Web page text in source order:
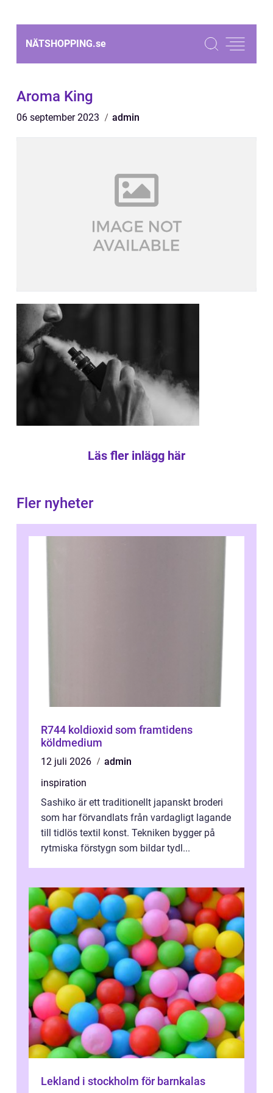
NÄTSHOPPING.se
Aroma King
06 september 2023 admin
Läs fler inlägg här
Fler nyheter
R744 koldioxid som framtidens
köldmedium
12 juli 2026
admin
inspiration
Sashiko är ett traditionellt japanskt broderi
som har förvandlats från vardagligt lagande
till tidlös textil konst. Tekniken bygger på
rytmiska förstygn som bildar tydl...
Lekland i stockholm för barnkalas